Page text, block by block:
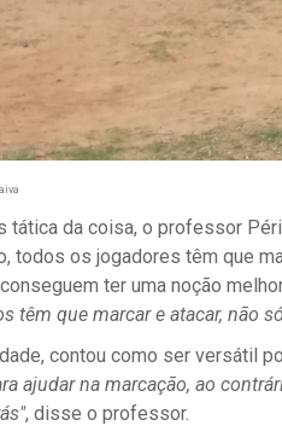
tática da coisa, o professor
todos os jogadores têm que
ter uma noção
têm que marcar e atacar, não
contou como ser versátil
ajudar na marcação, ao
, disse o professor.